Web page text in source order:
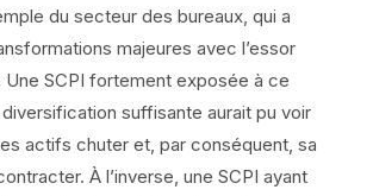
du secteur des bureaux, qui a
majeures avec l’essor
Une SCPI fortement exposée à ce
suffisante aurait pu voir
actifs chuter et, par conséquent, sa
À l’inverse, une SCPI ayant